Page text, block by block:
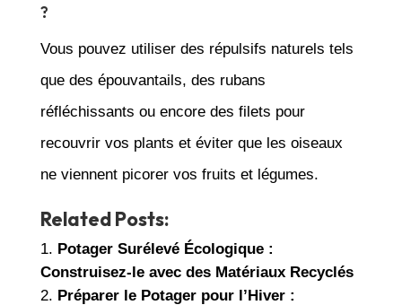
?
Vous pouvez utiliser des répulsifs naturels tels
que des épouvantails, des rubans
réfléchissants ou encore des filets pour
recouvrir vos plants et éviter que les oiseaux
ne viennent picorer vos fruits et légumes.
Related Posts:
Potager Surélevé Écologique :
Construisez-le avec des Matériaux Recyclés
Préparer le Potager pour l’Hiver :